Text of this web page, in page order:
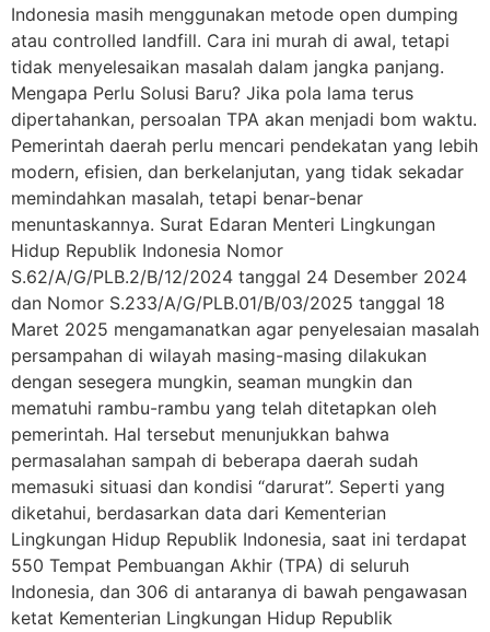
Indonesia masih menggunakan metode open dumping
atau controlled landfill. Cara ini murah di awal, tetapi
tidak menyelesaikan masalah dalam jangka panjang.
Mengapa Perlu Solusi Baru? Jika pola lama terus
dipertahankan, persoalan TPA akan menjadi bom waktu.
Pemerintah daerah perlu mencari pendekatan yang lebih
modern, efisien, dan berkelanjutan, yang tidak sekadar
memindahkan masalah, tetapi benar-benar
menuntaskannya. Surat Edaran Menteri Lingkungan
Hidup Republik Indonesia Nomor
S.62/A/G/PLB.2/B/12/2024 tanggal 24 Desember 2024
dan Nomor S.233/A/G/PLB.01/B/03/2025 tanggal 18
Maret 2025 mengamanatkan agar penyelesaian masalah
persampahan di wilayah masing-masing dilakukan
dengan sesegera mungkin, seaman mungkin dan
mematuhi rambu-rambu yang telah ditetapkan oleh
pemerintah. Hal tersebut menunjukkan bahwa
permasalahan sampah di beberapa daerah sudah
memasuki situasi dan kondisi “darurat”. Seperti yang
diketahui, berdasarkan data dari Kementerian
Lingkungan Hidup Republik Indonesia, saat ini terdapat
550 Tempat Pembuangan Akhir (TPA) di seluruh
Indonesia, dan 306 di antaranya di bawah pengawasan
ketat Kementerian Lingkungan Hidup Republik